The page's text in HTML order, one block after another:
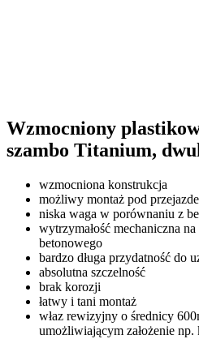
Wzmocniony
szambo Titanium,
wzmocniona konstrukcja
możliwy montaż pod
niska waga w porównaniu z
wytrzymałość mechaniczna
betonowego
bardzo długa przydatność do
absolutna szczelność
brak korozji
łatwy i tani montaż
właz rewizyjny o średnicy
umożliwiającym założenie